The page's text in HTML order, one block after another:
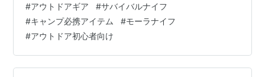
特徴や魅力を詳しく解説し、あなたのアウトドアライフ
をさらに充実させるための情報をお届けします。 モーラ
ナイフとは？ MORAKNIV GARBERG BLACKBLADE
SURVIVAL KIT(C)の特徴 高品質なカーボンスチールブレ
ード 多用途に使える「バトニング」から「…
#アウトドアギア #サバイバルナイフ
#キャンプ必携アイテム #モーラナイフ
#アウトドア初心者向け